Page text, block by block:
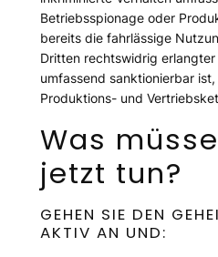
Betriebsspionage oder
bereits die fahrlässige
Dritten rechtswidrig
umfassend sanktionierbar
Produktions- und
Was
jetzt tun?
GEHEN SIE DEN
AKTIV AN UND: